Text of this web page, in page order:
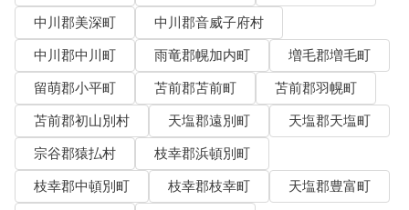
中川郡美深町
中川郡音威子府村
中川郡中川町
雨竜郡幌加内町
増毛郡増毛町
留萌郡小平町
苫前郡苫前町
苫前郡羽幌町
苫前郡初山別村
天塩郡遠別町
天塩郡天塩町
宗谷郡猿払村
枝幸郡浜頓別町
枝幸郡中頓別町
枝幸郡枝幸町
天塩郡豊富町